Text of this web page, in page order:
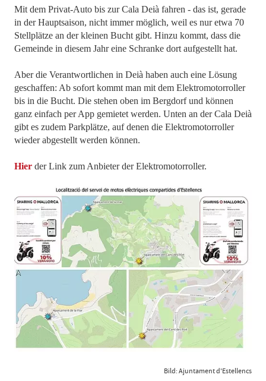
Mit dem Privat-Auto bis zur Cala Deià fahren - das ist, gerade
in der Hauptsaison, nicht immer möglich, weil es nur etwa 70
Stellplätze an der kleinen Bucht gibt. Hinzu kommt, dass die
Gemeinde in diesem Jahr eine Schranke dort aufgestellt hat.
Aber die Verantwortlichen in Deià haben auch eine Lösung
geschaffen: Ab sofort kommt man mit dem Elektromotorroller
bis in die Bucht. Die stehen oben im Bergdorf und können
ganz einfach per App gemietet werden. Unten an der Cala Deià
gibt es zudem Parkplätze, auf denen die Elektromotorroller
wieder abgestellt werden können.
Hier der Link zum Anbieter der Elektromotorroller.
Bild: Ajuntament d'Estellencs